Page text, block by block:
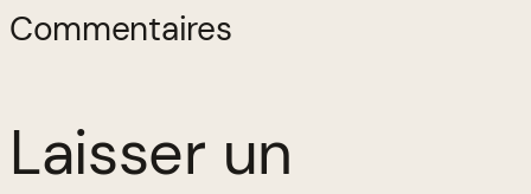
Commentaires
Laisser un